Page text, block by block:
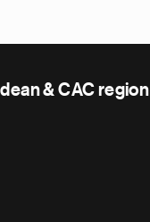
& CAC region